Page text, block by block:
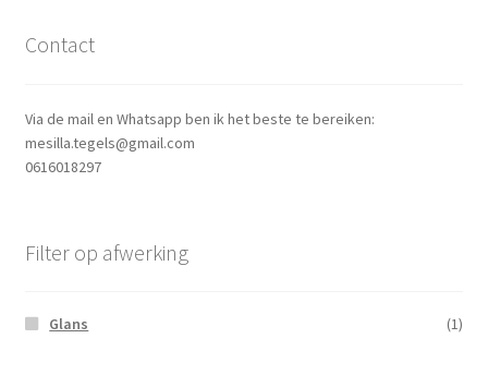
Contact
Via de mail en Whatsapp ben ik het beste te bereiken:
mesilla.tegels@gmail.com
0616018297
Filter op afwerking
Glans (1)